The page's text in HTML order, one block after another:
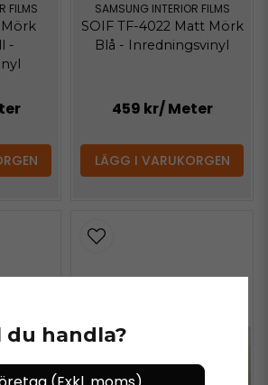
FILMS
Mörk
-
SAMSUNG INTERIOR FILMS
SOIF TF-4022 Matt Mörk
Blå - Inredningsvinyl
459 kr/ Meter
LÄGG I VARUKORGEN
du handla?